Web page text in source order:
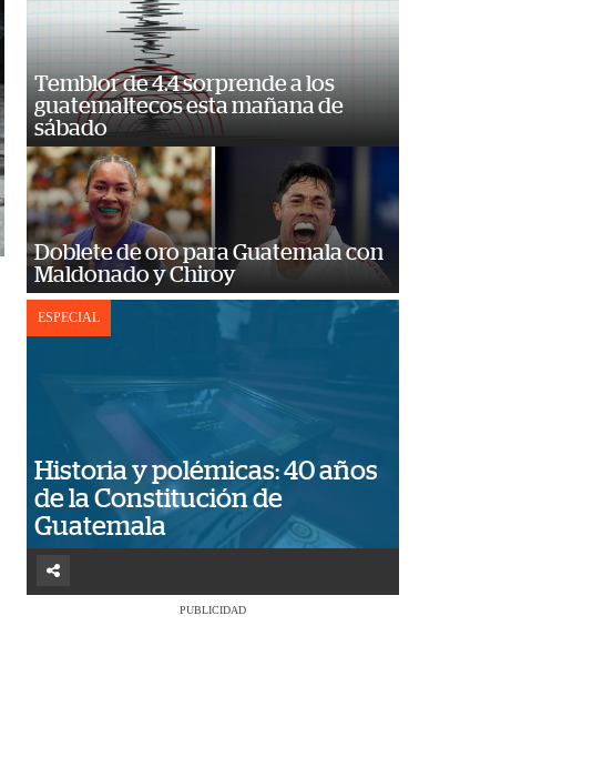
Temblor de 4.4 sorprende a los
guatemaltecos esta mañana de
sábado
Doblete de oro para Guatemala con
Maldonado y Chiroy
ESPECIAL
Historia y polémicas: 40 años
de la Constitución de
Guatemala
PUBLICIDAD